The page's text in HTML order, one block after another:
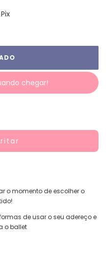
chegar!
o momento de escolher o
de usar o seu adereço e
o ballet